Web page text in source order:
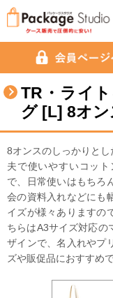
TR・ライ
グ [L] 8オン
8オンスのしっかりと
夫で使いやすいコッ
で、日常使いはもちろ
会の資料入れなどにも
イズが様々ありますの
ちらはA3サイズ対応の
ザインで、名入れやプ
ズや販促品におすすめで